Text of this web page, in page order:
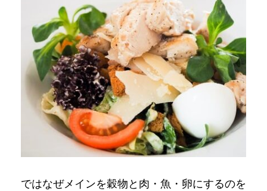
ではなぜメインを穀物と肉・魚・卵にするのを